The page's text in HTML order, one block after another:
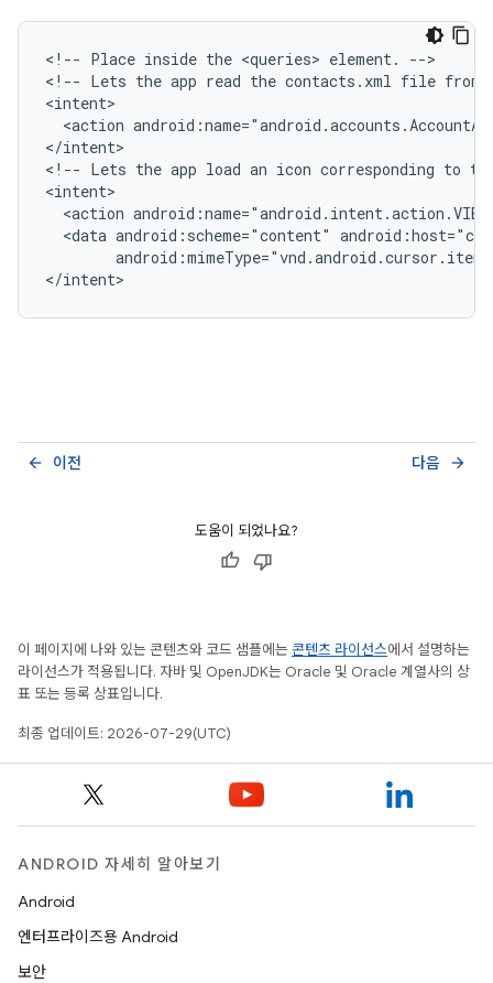
<!-- Place inside the <queries> element.
-->
<!-- Lets the app read the contacts.xml file from
<action
</intent>
<!-- Lets the app load an icon corresponding to
<action
<data android:scheme="content"
</intent>
이전
arrow_back 다음 arrow_forward
도움이 되었나요?
이 페이지에 나와 있는 콘텐츠와 코드 샘플에는 콘텐츠 라이선스에서 설명하는
라이선스가 적용됩니다. 자바 및 OpenJDK는 Oracle 및 Oracle 계열사의 상
표 또는 등록 상표입니다.
최종 업데이트: 2026-07-29(UTC)
ANDROID 자세히 알아보기
Android
엔터프라이즈용 Android
보안